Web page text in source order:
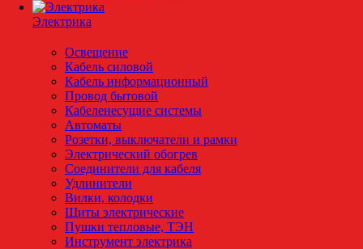
Электрика
Освещение
Кабель силовой
Кабель информационный
Провод бытовой
Кабеленесущие системы
Автоматы
Розетки, выключатели и рамки
Электрический обогрев
Соединители для кабеля
Удлинители
Вилки, колодки
Щиты электрические
Пушки тепловые, ТЭН
Инструмент электрика